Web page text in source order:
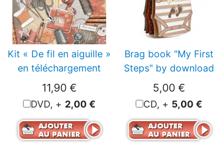
Kit « De fil en aiguille »
en téléchargement
11,90 €
DVD, + 2,00 €
Brag book "My First
Steps" by download
5,00 €
CD, + 5,00 €